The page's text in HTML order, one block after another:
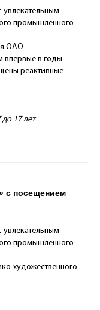
увлекательным
промышленного
ОАО
впервые в годы
реактивные
17 лет
с посещением
увлекательным
промышленного
художественного